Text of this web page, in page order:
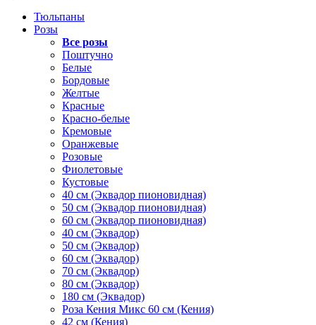
Тюльпаны
Розы
Все розы
Поштучно
Белые
Бордовые
Желтые
Красные
Красно-белые
Кремовые
Оранжевые
Розовые
Фиолетовые
Кустовые
40 см (Эквадор пионовидная)
50 см (Эквадор пионовидная)
60 см (Эквадор пионовидная)
40 см (Эквадор)
50 см (Эквадор)
60 см (Эквадор)
70 см (Эквадор)
80 см (Эквадор)
180 см (Эквадор)
Роза Кения Микс 60 см (Кения)
42 см (Кения)